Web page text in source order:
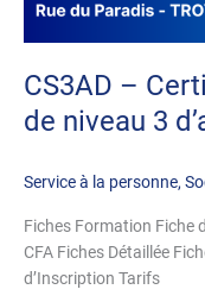
CS3AD –
de niveau 3
Service à la personne,
Fiches Formation Fiche
CFA Fiches Détaillée
d’Inscription Tarifs